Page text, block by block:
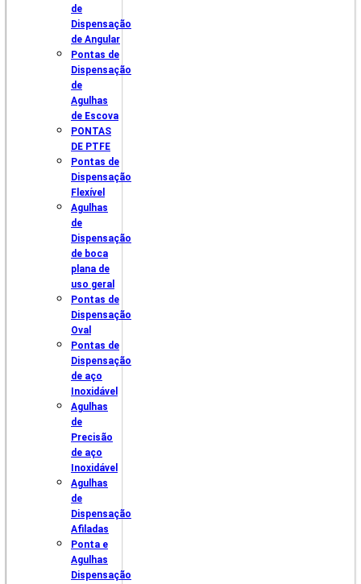
de
Dispensação
de Angular
Pontas de
Dispensação
de
Agulhas
de Escova
PONTAS
DE PTFE
Pontas de
Dispensação
Flexível
Agulhas
de
Dispensação
de boca
plana de
uso geral
Pontas de
Dispensação
Oval
Pontas de
Dispensação
de aço
Inoxidável
Agulhas
de
Precisão
de aço
Inoxidável
Agulhas
de
Dispensação
Afiladas
Ponta e
Agulhas
Dispensação